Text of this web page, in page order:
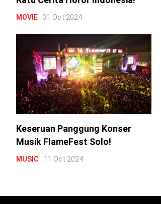
MOVIE 31 Oct 2024
Keseruan Panggung Konser
Musik FlameFest Solo!
MUSIC 11 Oct 2024